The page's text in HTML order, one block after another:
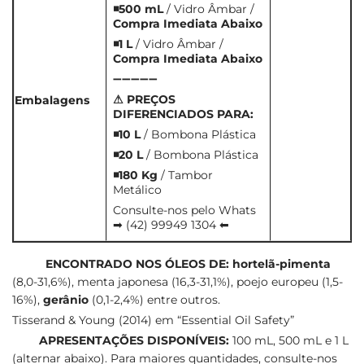
Embalagens
◾500 mL/ Vidro Âmbar /
Compra Imediata Abaixo
◾1 L/ Vidro Âmbar /
Compra Imediata Abaixo
➖➖➖➖➖
⚠ PREÇOS
DIFERENCIADOS PARA:
◾10 L/ Bombona Plástica
◾20 L/ Bombona Plástica
◾180 Kg / Tambor
Metálico
Consulte-nos pelo Whats
➡ (42) 99949 1304 ⬅
ENCONTRADO NOS ÓLEOS DE: hortelã-pimenta
(8,0-31,6%), menta japonesa (16,3-31,1%), poejo europeu (1,5-
16%), gerânio (0,1-2,4%) entre outros.
Tisserand & Young (2014) em “Essential Oil Safety”
APRESENTAÇÕES DISPONÍVEIS: 100 mL, 500 mL e 1 L
(alternar abaixo). Para maiores quantidades, consulte-nos